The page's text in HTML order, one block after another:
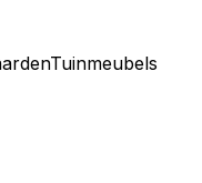
Tuinmeubels